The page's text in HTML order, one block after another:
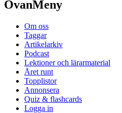
OvanMeny
Om oss
Taggar
Artikelarkiv
Podcast
Lektioner och lärarmaterial
Året runt
Topplistor
Annonsera
Quiz & flashcards
Logga in